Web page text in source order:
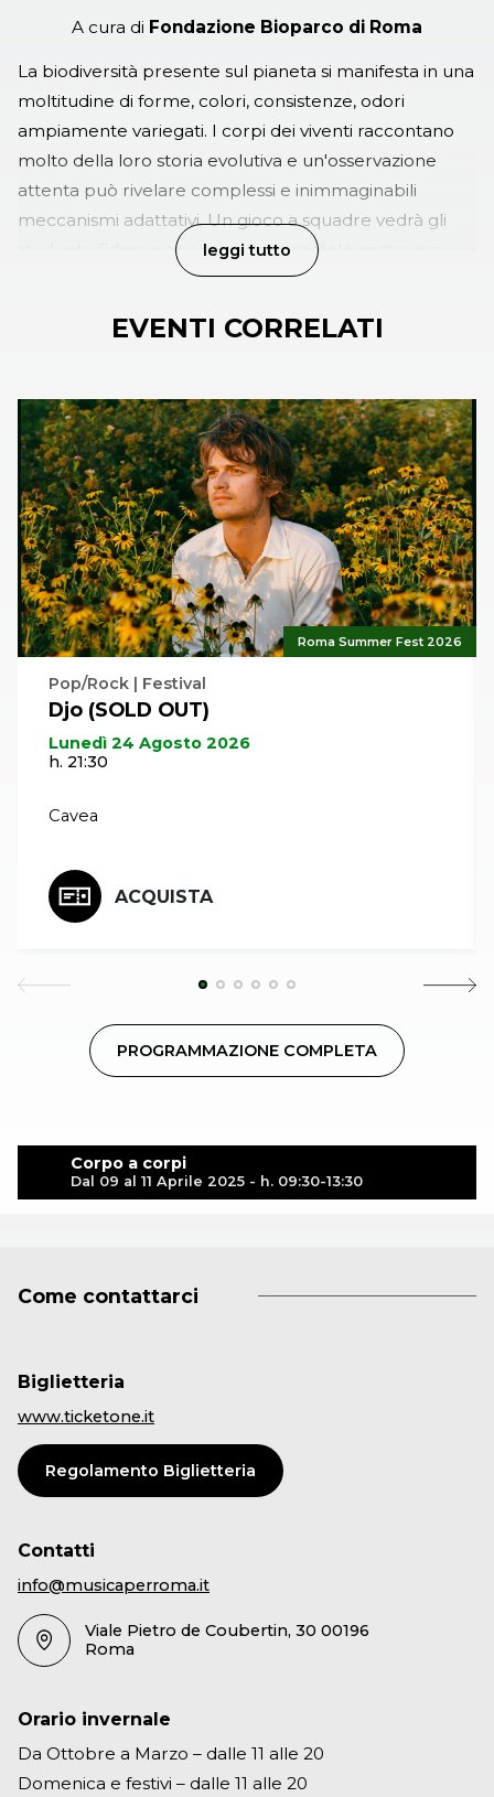
Corpo a corpi
Dal 09 al 11 Aprile 2025 - h. 09:30-13:30
A cura di Fondazione Bioparco di Roma
La biodiversità presente sul pianeta si manifesta in una
moltitudine di forme, colori, consistenze, odori
ampiamente variegati. I corpi dei viventi raccontano
molto della loro storia evolutiva e un'osservazione
attenta può rivelare complessi e inimmaginabili
meccanismi adattativi. Un gioco a squadre vedrà gli
studenti sfidarsi per conquistare scatole misteriose
contenenti i segreti della natura; per scoprire quanto
come sia possibile stare in acqua e non bagnarsi
Foto di Massimiliano Di Giovanni Fondazione Bioparco di Roma
leggi tutto
EVENTI CORRELATI
Roma Summer Fest 2026
Pop/Rock | Festival
Djo (SOLD OUT)
Lunedì 24 Agosto 2026
h. 21:30
Cavea
ACQUISTA
PROGRAMMAZIONE COMPLETA
Come contattarci
Biglietteria
www.ticketone.it
Regolamento Biglietteria
Contatti
info@musicaperroma.it
Viale Pietro de Coubertin, 30 00196
Roma
Orario invernale
Da Ottobre a Marzo – dalle 11 alle 20
Domenica e festivi – dalle 11 alle 20